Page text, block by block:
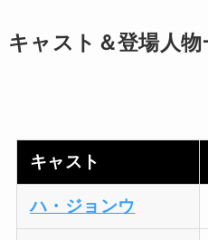
キャスト＆登場人物
キャスト
ハ・ジョンウ